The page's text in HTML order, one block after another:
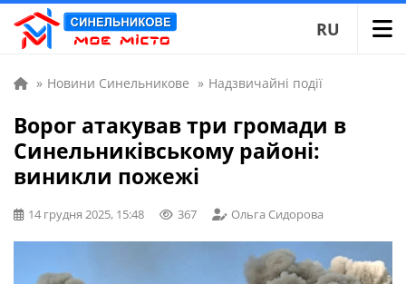
RU
» Новини Синельникове » Надзвичайні події
Ворог атакував три громади в
Синельниківському районі:
виникли пожежі
14 грудня 2025, 15:48 367 Ольга Сидорова